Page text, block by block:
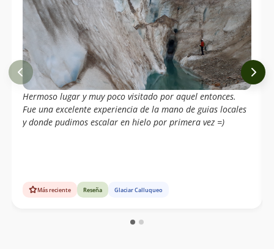
Hermoso lugar y muy poco visitado por aquel entonces.
Fue una excelente experiencia de la mano de guias locales
y donde pudimos escalar en hielo por primera vez =)
Más reciente Reseña Glaciar Calluqueo